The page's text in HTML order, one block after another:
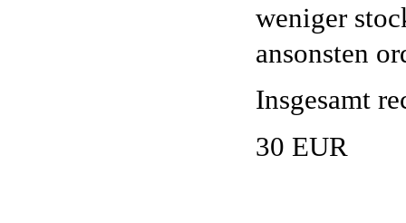
weniger
ansonsten
Insgesamt
30 EUR